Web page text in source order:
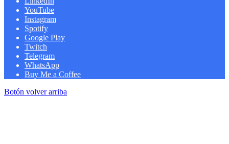
YouTube
Instagram
Spotify
Google Play
Twitch
Telegram
WhatsApp
Buy Me a Coffee
Botón volver arriba